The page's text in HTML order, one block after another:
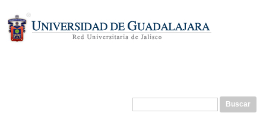
principal
Formulario de búsqueda
Buscar